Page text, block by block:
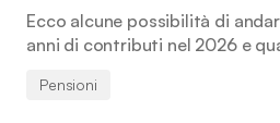
Ecco alcune possibilità di
anni di contributi nel 2026 e
Pensioni